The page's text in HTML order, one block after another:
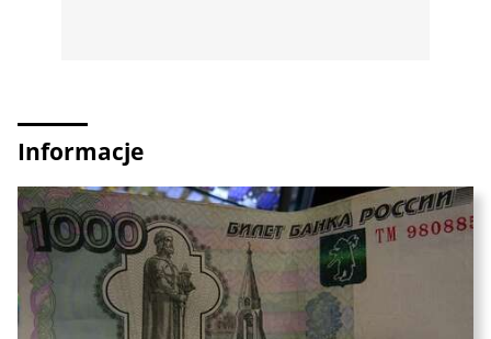
Informacje